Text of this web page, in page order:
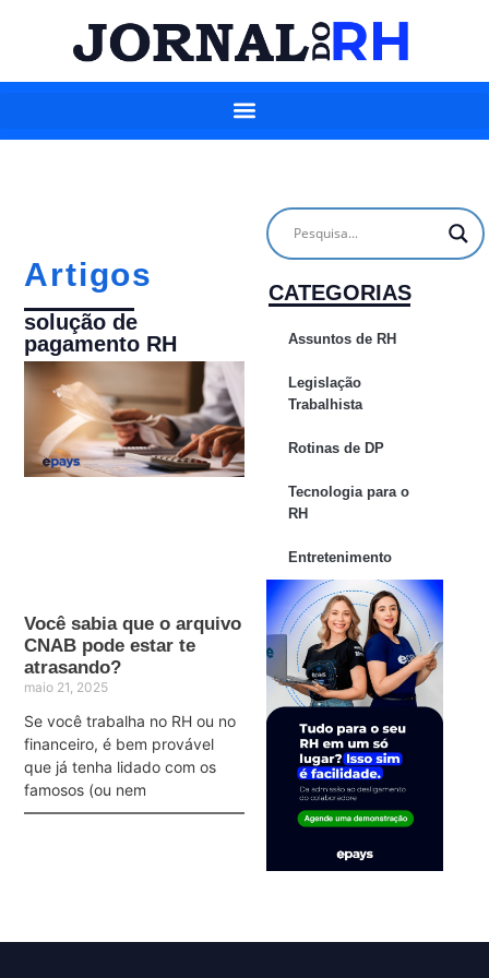
Artigos
solução de
pagamento RH
Você sabia que o arquivo
CNAB pode estar te
atrasando?
maio 21, 2025
Se você trabalha no RH ou no
financeiro, é bem provável
que já tenha lidado com os
famosos (ou nem
CATEGORIAS
Assuntos de RH
Legislação
Trabalhista
Rotinas de DP
Tecnologia para o
RH
Entretenimento